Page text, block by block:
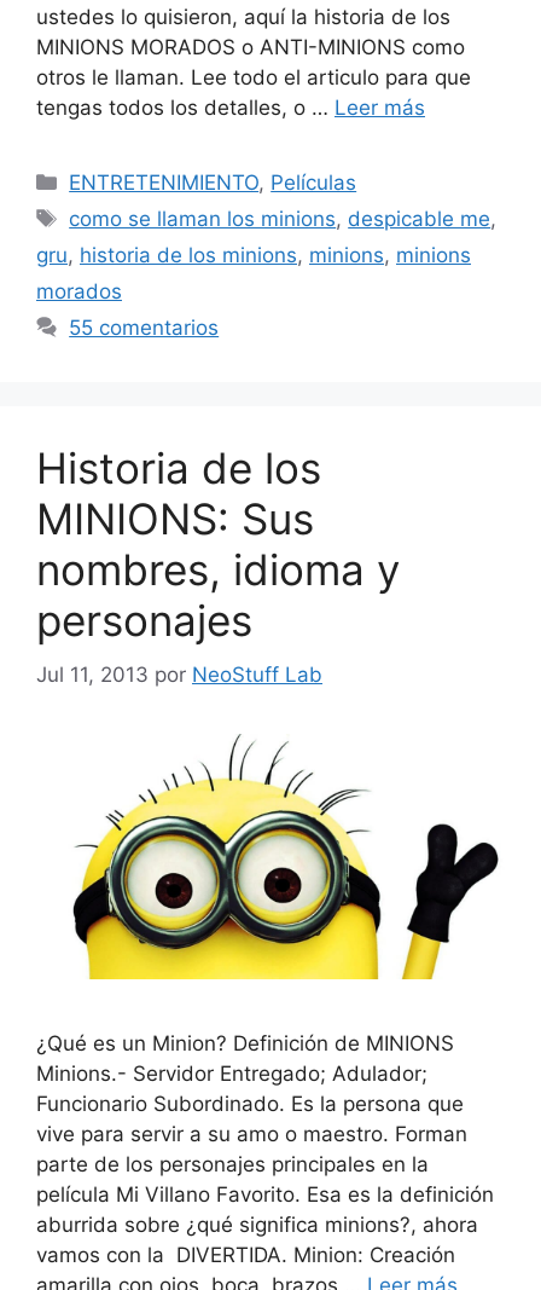
ustedes lo quisieron, aquí la historia de los
MINIONS MORADOS o ANTI-MINIONS como
otros le llaman. Lee todo el articulo para que
tengas todos los detalles, o … Leer más
Categorías
ENTRETENIMIENTO, Películas
Etiquetas
como se llaman los minions, despicable me,
gru, historia de los minions, minions, minions
morados
55 comentarios
Historia de los
MINIONS: Sus
nombres, idioma y
personajes
Jul 11, 2013 por NeoStuff Lab
¿Qué es un Minion? Definición de MINIONS
Minions.- Servidor Entregado; Adulador;
Funcionario Subordinado. Es la persona que
vive para servir a su amo o maestro. Forman
parte de los personajes principales en la
película Mi Villano Favorito. Esa es la definición
aburrida sobre ¿qué significa minions?, ahora
vamos con la DIVERTIDA. Minion: Creación
amarilla con ojos, boca, brazos … Leer más